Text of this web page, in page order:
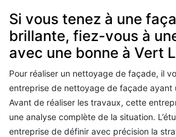
Si vous tenez à une
brillante, fiez-vous à
avec une bonne à Vert
Pour réaliser un nettoyage de façade, il
entreprise de nettoyage de façade ayant
Avant de réaliser les travaux, cette
une analyse complète de la situation.
entreprise de définir avec précision la